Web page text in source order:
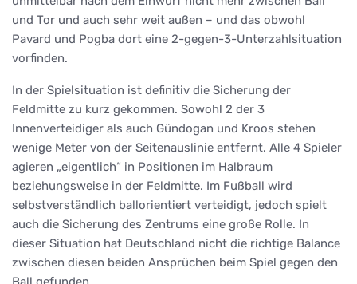
und Tor und auch sehr weit außen – und das obwohl
Pavard und Pogba dort eine 2-gegen-3-Unterzahlsituation
vorfinden.
In der Spielsituation ist definitiv die Sicherung der
Feldmitte zu kurz gekommen. Sowohl 2 der 3
Innenverteidiger als auch Gündogan und Kroos stehen
wenige Meter von der Seitenauslinie entfernt. Alle 4 Spieler
agieren „eigentlich“ in Positionen im Halbraum
beziehungsweise in der Feldmitte. Im Fußball wird
selbstverständlich ballorientiert verteidigt, jedoch spielt
auch die Sicherung des Zentrums eine große Rolle. In
dieser Situation hat Deutschland nicht die richtige Balance
zwischen diesen beiden Ansprüchen beim Spiel gegen den